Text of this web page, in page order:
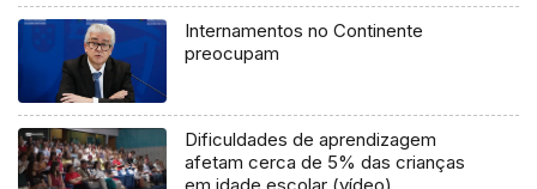
Internamentos no Continente
preocupam
Dificuldades de aprendizagem
afetam cerca de 5% das crianças